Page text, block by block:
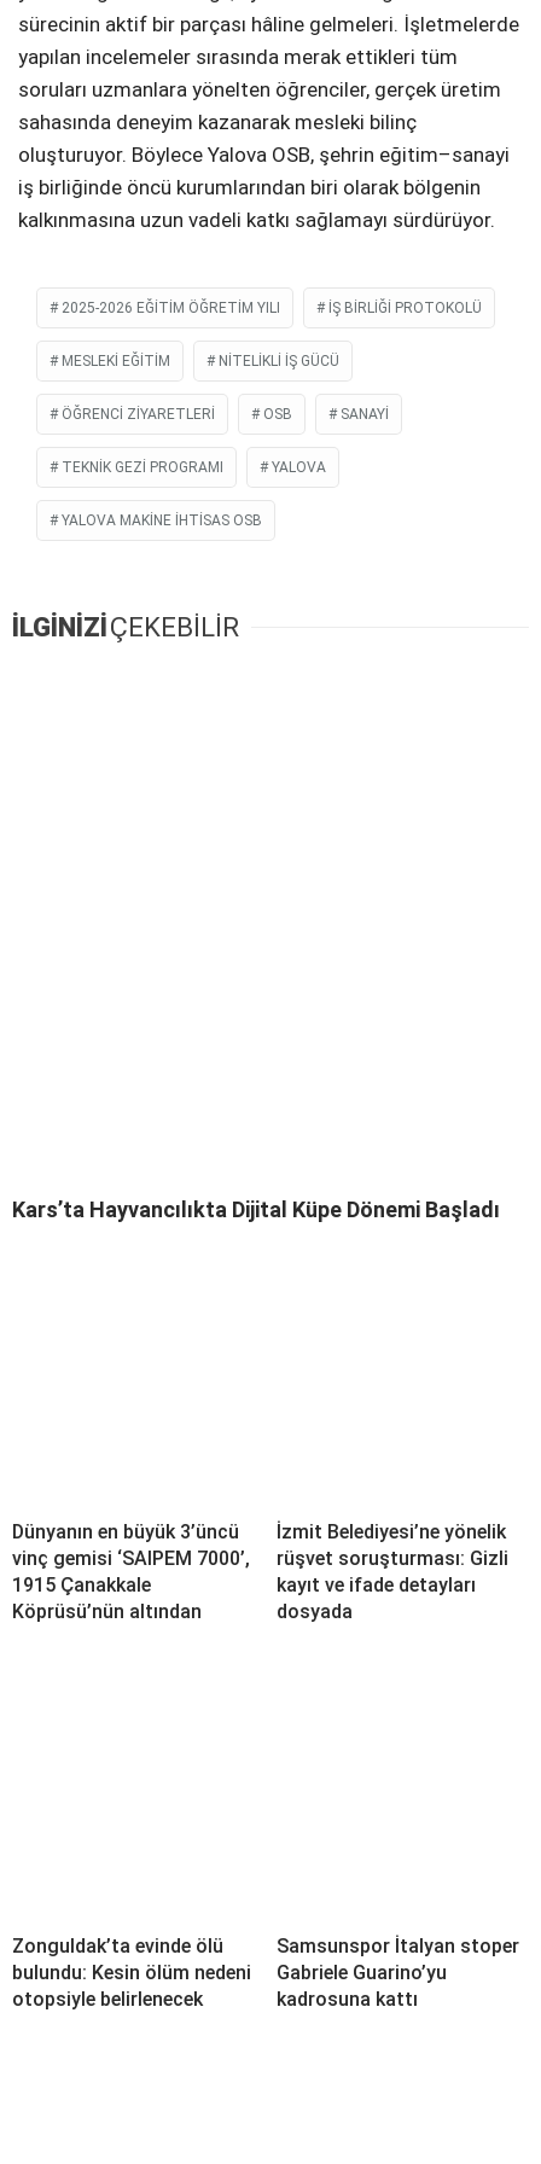
sürecinin aktif bir parçası hâline gelmeleri. İşletmelerde
yapılan incelemeler sırasında merak ettikleri tüm
soruları uzmanlara yönelten öğrenciler, gerçek üretim
sahasında deneyim kazanarak mesleki bilinç
oluşturuyor. Böylece Yalova OSB, şehrin eğitim–sanayi
iş birliğinde öncü kurumlarından biri olarak bölgenin
kalkınmasına uzun vadeli katkı sağlamayı sürdürüyor.
2025-2026 EĞITIM ÖĞRETIM YILI IŞ BIRLIĞI PROTOKOLÜ
MESLEKI EĞITIM NITELIKLI IŞ GÜCÜ
ÖĞRENCI ZIYARETLERI OSB SANAYI
TEKNIK GEZI PROGRAMI YALOVA
YALOVA MAKINE İHTISAS OSB
İLGİNİZİ ÇEKEBİLİR
Kars’ta Hayvancılıkta Dijital Küpe Dönemi Başladı
Dünyanın en büyük 3’üncü
vinç gemisi ‘SAIPEM 7000’,
1915 Çanakkale
Köprüsü’nün altından
İzmit Belediyesi’ne yönelik
rüşvet soruşturması: Gizli
kayıt ve ifade detayları
dosyada
Zonguldak’ta evinde ölü
bulundu: Kesin ölüm nedeni
otopsiyle belirlenecek
Samsunspor İtalyan stoper
Gabriele Guarino’yu
kadrosuna kattı